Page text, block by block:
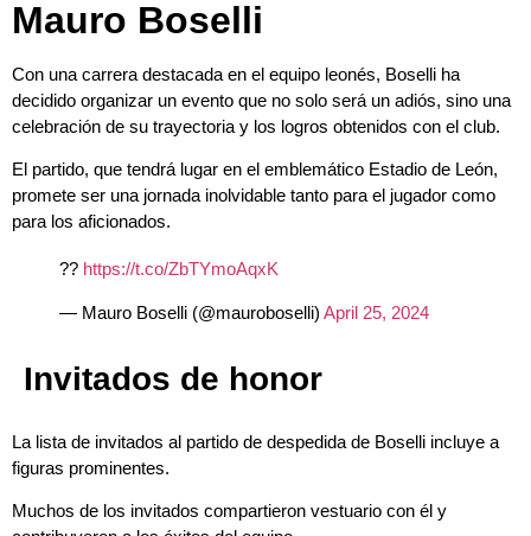
Mauro Boselli
Con una carrera destacada en el equipo leonés, Boselli ha
decidido organizar un evento que no solo será un adiós, sino una
celebración de su trayectoria y los logros obtenidos con el club.
El partido, que tendrá lugar en el emblemático Estadio de León,
promete ser una jornada inolvidable tanto para el jugador como
para los aficionados.
?? https://t.co/ZbTYmoAqxK
— Mauro Boselli (@mauroboselli) April 25, 2024
Invitados de honor
La lista de invitados al partido de despedida de Boselli incluye a
figuras prominentes.
Muchos de los invitados compartieron vestuario con él y